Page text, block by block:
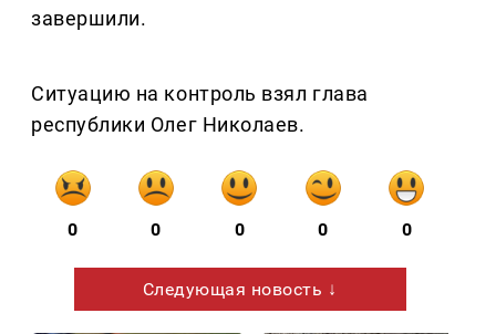
завершили.
Ситуацию на контроль взял глава
республики Олег Николаев.
0 0 0 0 0
Следующая новость ↓